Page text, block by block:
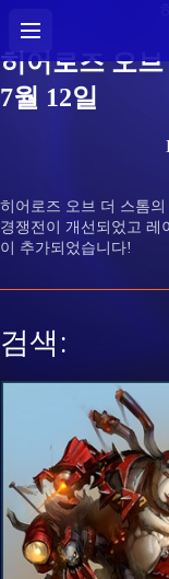
히어로즈 오브
7월 12일
히어로즈 오브 더 스톰
경쟁전이 개선되었고 레
이 추가되었습니다!
검색: